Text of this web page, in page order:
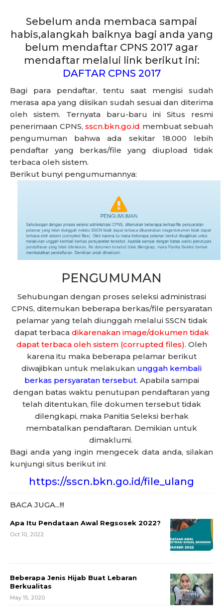
Sebelum anda membaca sampai
habis,alangkah baiknya bagi anda yang
belum mendaftar CPNS 2017 agar
mendaftar melalui link berikut ini:
DAFTAR CPNS 2017
Bagi para pendaftar, tentu saat mengisi sudah
merasa apa yang diisikan sudah sesuai dan diterima
oleh sistem. Ternyata baru-baru ini Situs resmi
penerimaan CPNS, sscn.bkn.go.id membuat sebuah
pengumuman bahwa ada sekitar 18.000 lebih
pendaftar yang berkas/file yang diupload tidak
terbaca oleh sistem.
Berikut bunyi pengumumannya:
PENGUMUMAN
Sehubungan dengan proses seleksi administrasi
CPNS, ditemukan beberapa berkas/file persyaratan
pelamar yang telah diunggah melalui SSCN tidak
dapat terbaca dikarenakan image/dokumen tidak
dapat terbaca oleh sistem (corrupted files). Oleh
karena itu maka beberapa pelamar berikut
diwajibkan untuk melakukan unggah kembali
berkas persyaratan tersebut. Apabila sampai
dengan batas waktu penutupan pendaftaran yang
telah ditentukan, file dokumen tersebut tidak
dilengkapi, maka Panitia Seleksi berhak
membatalkan pendaftaran. Demikian untuk
dimaklumi.
Bagi anda yang ingin mengecek data anda, silakan
kunjungi situs berikut ini:
https://sscn.bkn.go.id/file_ulang
BACA JUGA...!!!
Apa Itu Pendataan Awal Regsosek 2022?
Oct 10, 2022
Beberapa Jenis Hijab Buat Lebaran
Berkualitas
May 15, 2020